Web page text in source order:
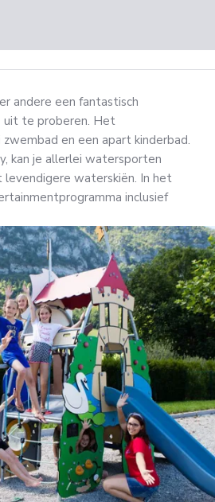
andere een fantastisch
uit te proberen. Het
en een apart kinderbad.
kan je allerlei watersporten
waterskiën. In het
inclusief